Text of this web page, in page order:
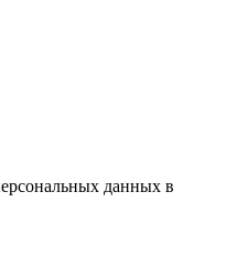
данных в